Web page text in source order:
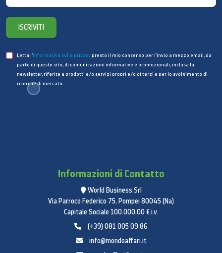
ISCRIVITI
Letta l’informativa sulla privacy presto il mio consenso per l’invio a mezzo email, da
parte di questo sito, di comunicazioni informative e promozionali, inclusa la
newsletter, riferite a prodotti e/o servizi propri e/o di terzi e per lo svolgimento di
ricerche di mercato.
Informazioni di Contatto
World Business Srl
Via Parroco Federico 75, Pompei 80045 (Na)
Capitale Sociale 100.000,00 € i.v.
(+39) 081 005 09 86
info@mondoaffari.it